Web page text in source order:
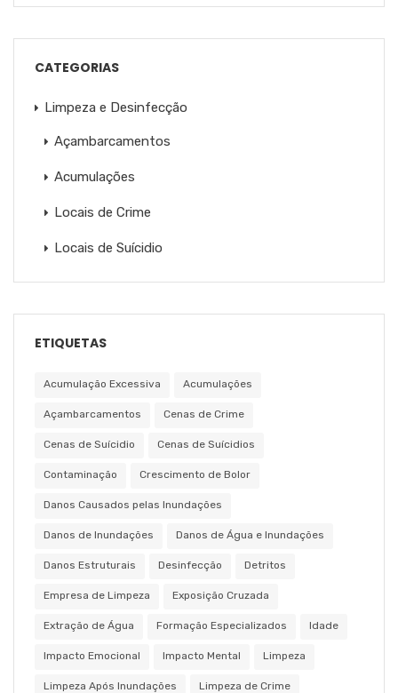
CATEGORIAS
Limpeza e Desinfecção
Açambarcamentos
Acumulações
Locais de Crime
Locais de Suícidio
ETIQUETAS
Acumulação Excessiva Acumulações
Açambarcamentos Cenas de Crime
Cenas de Suícidio Cenas de Suícidios
Contaminação Crescimento de Bolor
Danos Causados pelas Inundações
Danos de Inundações Danos de Água e Inundações
Danos Estruturais Desinfecção Detritos
Empresa de Limpeza Exposição Cruzada
Extração de Água Formação Especializados Idade
Impacto Emocional Impacto Mental Limpeza
Limpeza Após Inundações Limpeza de Crime